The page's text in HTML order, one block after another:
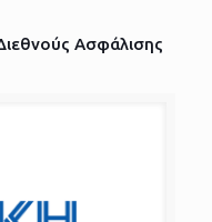
Ασφάλισης